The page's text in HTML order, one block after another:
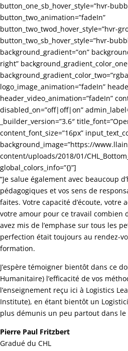
button_one_sb_hover_style=”hvr-
button_two_animation=”fadeIn”
button_two_twod_hover_style=”hvr-
button_two_sb_hover_style=”hvr-
background_gradient=”on”
right”
logo_image_animation=”fadeIn”
header_video_animation=”fadeIn”
disabled_on=”off|off|on”
_builder_version=”3.6″
content_font_size=”16px”
background_image=”https://
content/uploads/2018/01/
global_colors_info=”{}”]
“Je salue également avec beaucoup
pédagogiques et vos sens de
faites. Votre capacité d’écoute, votre
votre amour pour ce travail combien
avez mis de l’emphase sur tous les
perfection était toujours au rendez-
formation.
J’espère témoigner bientôt dans ce
Humanitaire) l’efficacité de vos
l’enseignement reçu ici à Logistics
Institute), en étant bientôt un
plus démunis un peu partout dans le
Pierre Paul Fritzbert
Gradué du CHL